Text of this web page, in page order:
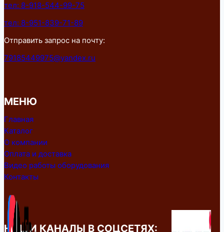
тел: 8-918-544-99-75
тел: 8-951-839-71-89
Отправить запрос на почту:
79185449975@yandex.ru
МЕНЮ
Главная
Каталог
О компании
Оплата и доставка
Видео работы оборудования
Контакты
НАШИ КАНАЛЫ В СОЦСЕТЯХ: